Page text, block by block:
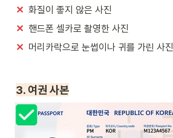
✕ 화질이 좋지 않은 사진
✕ 핸드폰 셀카로 촬영한 사진
✕ 머리카락으로 눈썹이나 귀를 가린 사진
3. 여권 사본